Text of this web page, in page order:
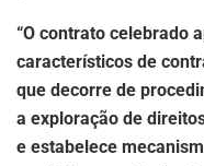
“O contrato celebrado
característicos de
que decorre de
a exploração de
e estabelece